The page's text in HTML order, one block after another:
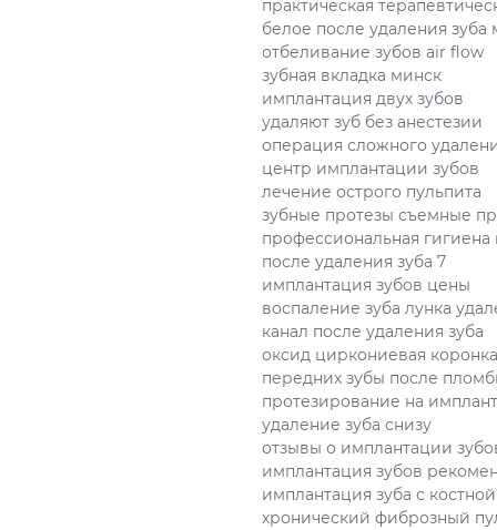
практическая
белое после удаления зуба
отбеливание зубов air flow
зубная вкладка минск
имплантация двух зубов
удаляют зуб без анестезии
операция сложного
центр имплантации зубов
лечение острого пульпита
зубные протезы съемные
профессиональная
после удаления зуба 7
имплантация зубов цены
воспаление зуба лунка
канал после удаления зуба
оксид циркониевая коронка
передних зубы после
протезирование на
удаление зуба снизу
отзывы о имплантации
имплантация зубов
имплантация зуба с
хронический фиброзный